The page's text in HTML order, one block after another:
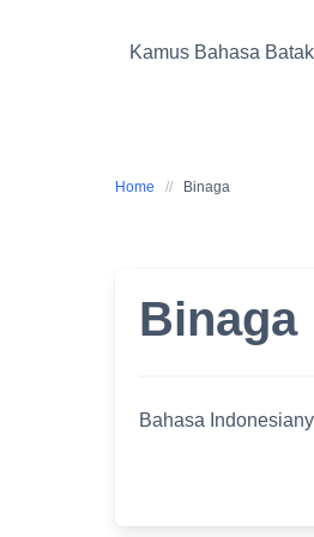
Kamus Bahasa
Home Binaga
Binaga
Bahasa